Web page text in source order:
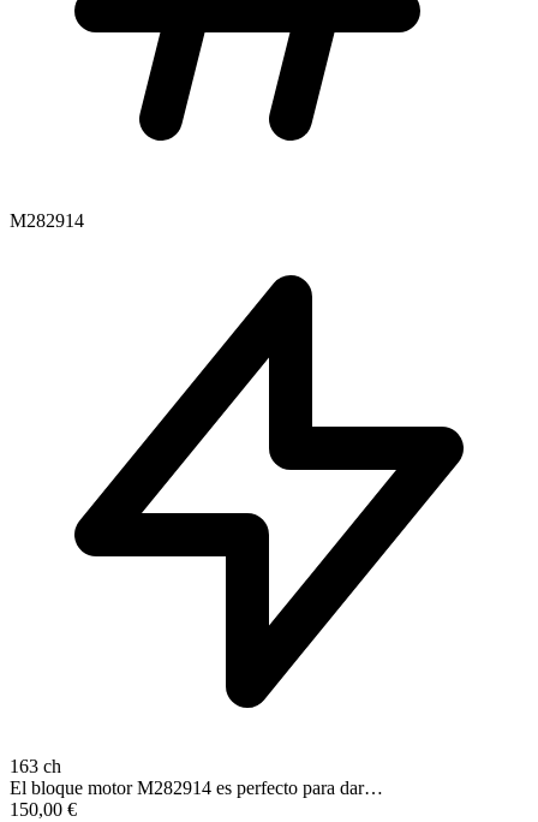
M282914
163 ch
El bloque motor M282914 es perfecto para dar…
150,00 €